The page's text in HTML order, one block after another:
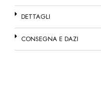
DETTAGLI
CONSEGNA E DAZI